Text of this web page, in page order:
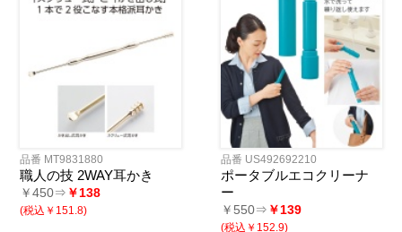
品番 MT9831880
職人の技 2WAY耳かき
￥450⇒ ￥138
(税込￥151.8)
品番 US492692210
ポータブルエコクリーナ
ー
￥550⇒ ￥139
(税込￥152.9)